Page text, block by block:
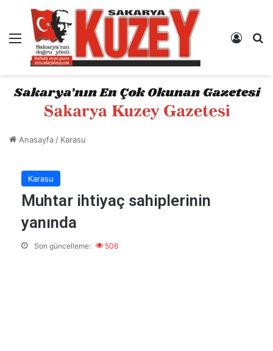
Menü Kayıt
Anasayfa/ Karasu
Karasu
Muhtar ihtiyaç sahiplerinin
yanında
Son güncelleme: 506